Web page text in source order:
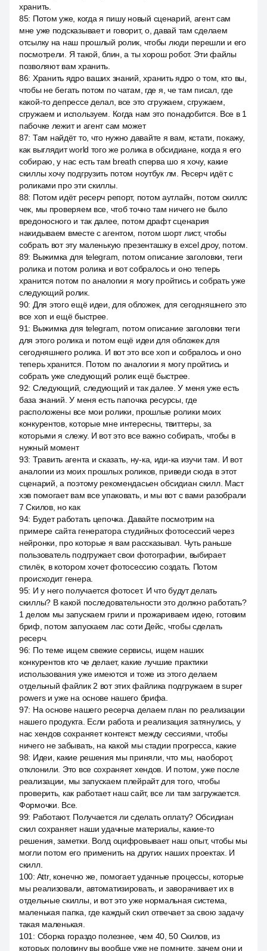
хранить.
85: Потом уже, когда я пишу новый сценарий, агент сам
мне уже подсказывает и говорит, о, давай там сделаем
отсылку на наш прошлый ролик, чтобы люди перешли и его
посмотрели. Я такой, блин, а ты хорош робот. Эти файлы
позволяют вам хранить.
86: Хранить ядро ваших знаний, хранить ядро о том, кто вы,
чтобы не бегать потом по чатам, где я, че там писал, где
какой-то депрессе делал, все это сгружаем, сгружаем,
сгружаем и используем. Когда нам это понадобится. Все в 1
пабочке лежит и агент сам может
87: Там найдёт то, что нужно давайте я вам, кстати, покажу,
как выглядит world того же ролика в обсидиане, когда я его
собираю, у нас есть там breath сперва шо я хочу, какие
скиллы хочу подгрузить потом ноутбук лм. Ресерч идёт с
роликами про эти скиллы.
88: Потом идёт ресерч репорт, потом аутлайн, потом скиллс
чек, мы проверяем все, чтоб точно там ничего не было
вредоносного и так далее, потом драфт сценария
накидываем вместе с агентом, потом шорт лист, чтобы
собрать вот эту маленькую презенташку в excel дроу, потом.
89: Выжимка для telegram, потом описание заголовки, теги
ролика и потом ролика и вот собралось и оно теперь
хранится потом по аналогии я могу пройтись и собрать уже
следующий ролик.
90: Для этого ещё идеи, для обложек, для сегодняшнего это
все хоп и ещё быстрее.
91: Выжимка для telegram, потом описание заголовки теги
для этого ролика и потом ещё идеи для обложек для
сегодняшнего ролика. И вот это все хоп и собралось и оно
теперь хранится. Потом по аналогии я могу пройтись и
собрать уже следующий ролик ещё быстрее.
92: Следующий, следующий и так далее. У меня уже есть
база знаний. У меня есть папочка ресурсы, где
расположены все мои ролики, прошлые ролики моих
конкурентов, которые мне интересны, твиттеры, за
которыми я слежу. И вот это все важно собирать, чтобы в
нужный момент
93: Травить агента и сказать, ну-ка, иди-ка изучи там. И вот
аналогии из моих прошлых роликов, приведи сюда в этот
сценарий, а поэтому рекомендасьен обсидиан скилл. Маст
хэв помогает вам все упаковать, и мы вот с вами разобрали
7 Скилов, но как
94: Будет работать цепочка. Давайте посмотрим на
примере сайта генератора студийных фотосессий через
нейронки, про которые я вам рассказывал. Чуть раньше
пользователь подгружает свои фотографии, выбирает
стилёк, в котором хочет фотосессию создать. Потом
происходит генера.
95: И у него получается фотосет. И что будут делать
скиллы? В какой последовательности это должно работать?
1 делом мы запускаем грили и прожариваем идею, готовим
бриф, потом запускаем лас соти Дейс, чтобы сделать
ресерч.
96: По теме ищем свежие сервисы, ищем наших
конкурентов кто че делает, какие лучшие практики
использования уже имеются и тоже из этого делаем
отдельный файлик 2 вот этих файлика подгружаем в super
powers и уже на основе нашего брифа.
97: На основе нашего ресерча делаем план по реализации
нашего продукта. Если работа и реализация затянулись, у
нас хендов сохраняет контекст между сессиями, чтобы
ничего не забывать, на какой мы стадии прогресса, какие
98: Идеи, какие решения мы приняли, что мы, наоборот,
отклонили. Это все сохраняет хендов. И потом, уже после
реализации, мы запускаем плейрайт для того, чтобы
проверить, как работает наш сайт, все ли там загружается.
Формочки. Все.
99: Работают. Получается ли сделать оплату? Обсидиан
скил сохраняет наши удачные материалы, какие-то
решения, заметки. Волд оцифровывает наш опыт, чтобы мы
могли потом его применить на других наших проектах. И
скилл.
100: Attr, конечно же, помогает удачные процессы, которые
мы реализовали, автоматизировать, и заворачивает их в
отдельные скиллы, и вот это уже нормальная система,
маленькая папка, где каждый скил отвечает за свою задачу
такая маленькая.
101 : Сборка гораздо полезнее, чем 40, 50 Скилов, из
которых половину вы вообще уже не помните, зачем они и